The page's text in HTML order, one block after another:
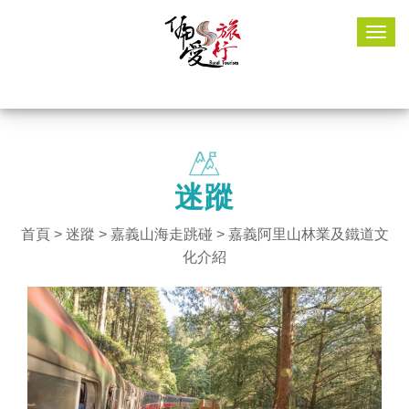
迷蹤
首頁> 迷蹤 > 嘉義山海走跳碰 > 嘉義阿里山林業及鐵道文
化介紹